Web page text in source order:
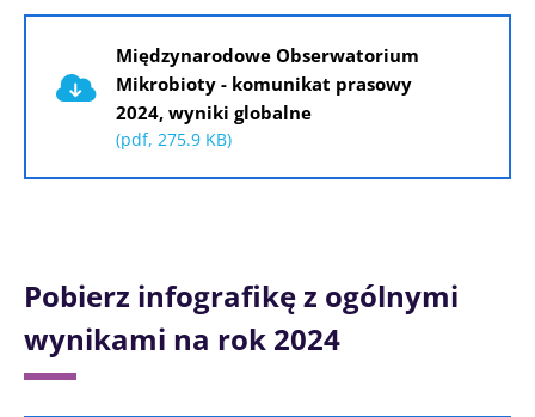
Międzynarodowe Obserwatorium
Mikrobioty - komunikat prasowy
2024, wyniki globalne
(pdf, 275.9 KB)
Pobierz infografikę z ogólnymi
wynikami na rok 2024